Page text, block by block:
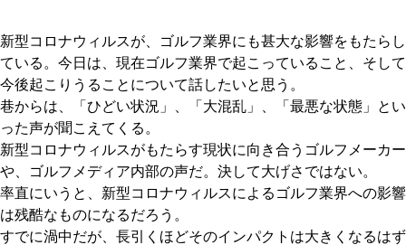
新型コロナウィルスが、ゴルフ業界にも甚大な影響をもたらし
ている。今日は、現在ゴルフ業界で起こっていること、そして
今後起こりうることについて話したいと思う。
巷からは、「ひどい状況」、「大混乱」、「最悪な状態」とい
った声が聞こえてくる。
新型コロナウィルスがもたらす現状に向き合うゴルフメーカー
や、ゴルフメディア内部の声だ。決して大げさではない。
率直にいうと、新型コロナウィルスによるゴルフ業界への影響
は残酷なものになるだろう。
すでに渦中だが、長引くほどそのインパクトは大きくなるはず
OTHER その他
Editor’s Picks 編集部のおすすめ
Our Team 私たちのチーム
Our Mission 私たちの使命
ABOUT US MyGolfSpyJapanとは？